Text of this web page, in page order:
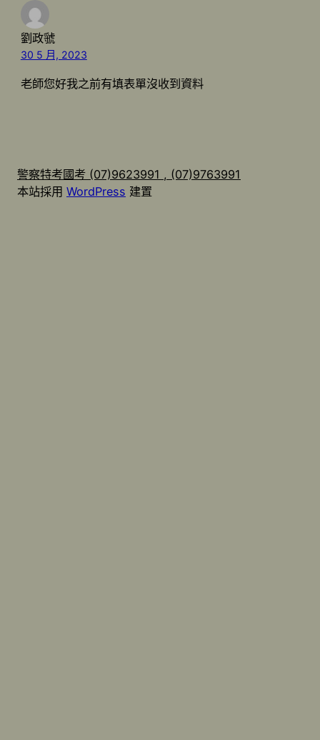
劉政虢
30 5 月, 2023
老師您好我之前有填表單沒收到資料
警察特考國考 (07)9623991 , (07)9763991
本站採用 WordPress 建置